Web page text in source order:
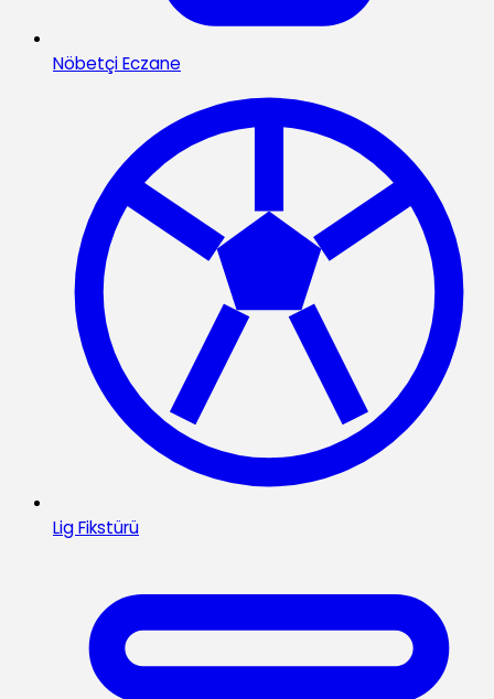
Nöbetçi Eczane
Lig Fikstürü